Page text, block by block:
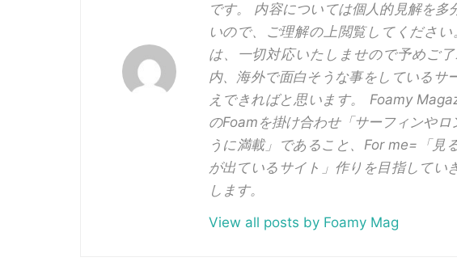
です。 内容については個人的見解を
いので、ご理解の上閲覧してくださ
は、一切対応いたしませので予めご
内、海外で面白そうな事をしているサ
えできればと思います。 Foamy
のFoamを掛け合わせ「サーフィンや
うに満載」であること、For me=「見
が出ているサイト」作りを目指してい
します。
View all posts by Foamy Mag